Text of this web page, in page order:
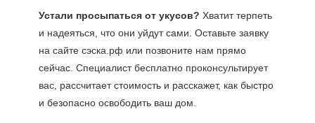
Устали просыпаться от укусов? Хватит терпеть
и надеяться, что они уйдут сами. Оставьте заявку
на сайте сэска.рф или позвоните нам прямо
сейчас. Специалист бесплатно проконсультирует
вас, рассчитает стоимость и расскажет, как быстро
и безопасно освободить ваш дом.